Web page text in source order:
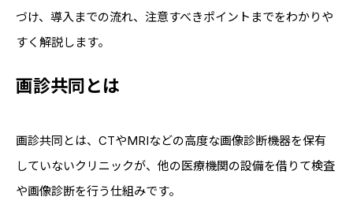
づけ、導入までの流れ、注意すべきポイントまでをわかりや
すく解説します。
画診共同とは
画診共同とは、CTやMRIなどの高度な画像診断機器を保有
していないクリニックが、他の医療機関の設備を借りて検査
や画像診断を行う仕組みです。